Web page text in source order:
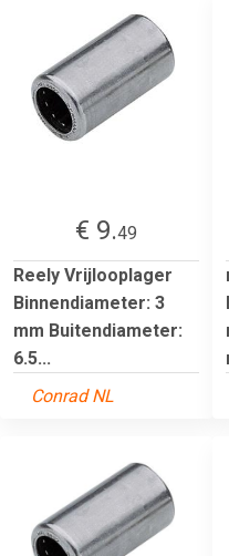
€ 9.49
Reely Vrijlooplager
Binnendiameter: 3
mm Buitendiameter:
6.5...
Conrad NL